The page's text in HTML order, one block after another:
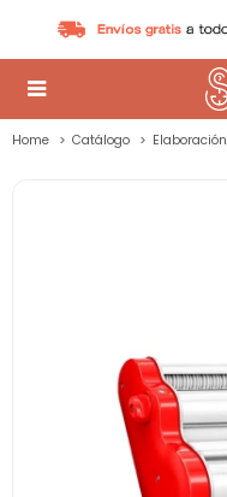

Home Catálogo Elaboración